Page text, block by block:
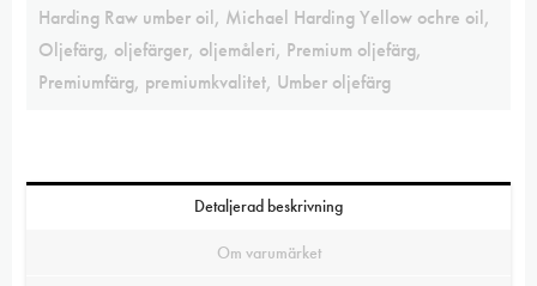
Harding Raw umber oil, Michael Harding Yellow ochre oil,
Oljefärg, oljefärger, oljemåleri, Premium oljefärg,
Premiumfärg, premiumkvalitet, Umber oljefärg
Detaljerad beskrivning
Om varumärket